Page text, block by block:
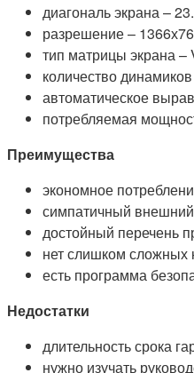
диагональ экрана –
разрешение –
тип матрицы экрана –
количество
автоматическое
потребляемая
Преимущества
экономное
симпатичный
достойный перечень
нет слишком сложных
есть программа
Недостатки
длительность срока
нужно изучать